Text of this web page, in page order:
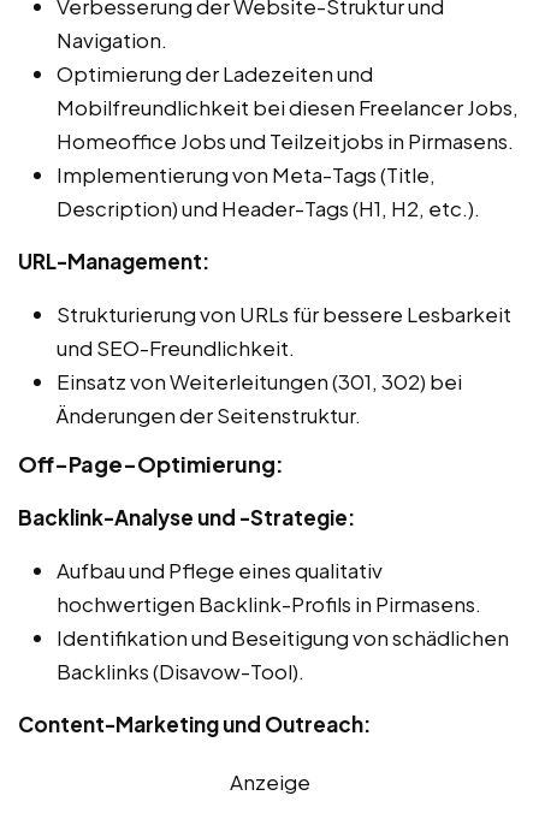
Verbesserung der Website-Struktur und
Navigation.
Optimierung der Ladezeiten und
Mobilfreundlichkeit bei diesen Freelancer Jobs,
Homeoffice Jobs und Teilzeitjobs in Pirmasens.
Implementierung von Meta-Tags (Title,
Description) und Header-Tags (H1, H2, etc.).
URL-Management:
Strukturierung von URLs für bessere Lesbarkeit
und SEO-Freundlichkeit.
Einsatz von Weiterleitungen (301, 302) bei
Änderungen der Seitenstruktur.
Off-Page-Optimierung:
Backlink-Analyse und -Strategie:
Aufbau und Pflege eines qualitativ
hochwertigen Backlink-Profils in Pirmasens.
Identifikation und Beseitigung von schädlichen
Backlinks (Disavow-Tool).
Content-Marketing und Outreach:
Anzeige